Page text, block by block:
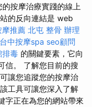
按摩治療實踐的線上
的反向連結是 web
摩推薦 北屯 整骨 辦理
台中按摩spa seo顧問
排毒 的關鍵要素，它向
信。 了解您目前的搜
讓您追蹤您的按摩治
工具可讓您深入了解
字正在為您的網站帶來